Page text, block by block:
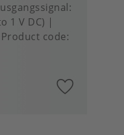
1 V DC)
Product code: